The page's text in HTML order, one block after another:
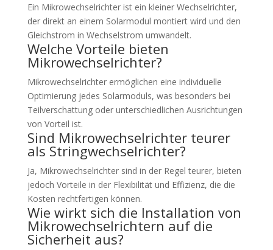
Ein Mikrowechselrichter ist ein kleiner Wechselrichter,
der direkt an einem Solarmodul montiert wird und den
Gleichstrom in Wechselstrom umwandelt.
Welche Vorteile bieten
Mikrowechselrichter?
Mikrowechselrichter ermöglichen eine individuelle
Optimierung jedes Solarmoduls, was besonders bei
Teilverschattung oder unterschiedlichen Ausrichtungen
von Vorteil ist.
Sind Mikrowechselrichter teurer
als Stringwechselrichter?
Ja, Mikrowechselrichter sind in der Regel teurer, bieten
jedoch Vorteile in der Flexibilität und Effizienz, die die
Kosten rechtfertigen können.
Wie wirkt sich die Installation von
Mikrowechselrichtern auf die
Sicherheit aus?